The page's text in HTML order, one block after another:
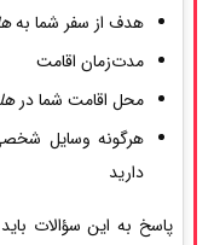
هدف از سفر شما به
مدت‌زمان اقامت
محل اقامت شما در
هرگونه وسایل
دارید
پاسخ به این سؤالات